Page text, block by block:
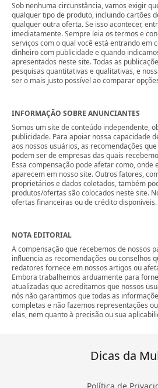
Sob nenhuma circunstância, vamos exigir
qualquer tipo de produto, incluindo cartões
qualquer outra oferta. Se isso acontecer,
imediatamente. Sempre leia os termos e
serviços com o qual você está entrando em
dinheiro com publicidade e quando
apresentados neste site. Todas as
pesquisas quantitativas e qualitativas, e
ser o mais justo possível ao comparar
INFORMAÇÃO SOBRE ANUNCIANTES
Somos um site de conteúdo independente,
publicidade. Para apoiar nossa capacidade
aos nossos usuários, as recomendações
podem ser de empresas das quais
Essa compensação pode afetar como, onde
aparecem em nosso site. Outros fatores,
proprietários e dados coletados, também
produtos/ofertas são colocados neste site.
ofertas financeiras ou de crédito disponíveis.
NOTA EDITORIAL
A compensação que recebemos de nossos
influencia as recomendações ou conselhos
redatores fornece em nossos artigos ou
Embora trabalhemos arduamente para
atualizadas que acreditamos que nossos
nós não garantimos que todas as
completas e não fazemos representações
elas, nem quanto à precisão ou sua
Dicas da